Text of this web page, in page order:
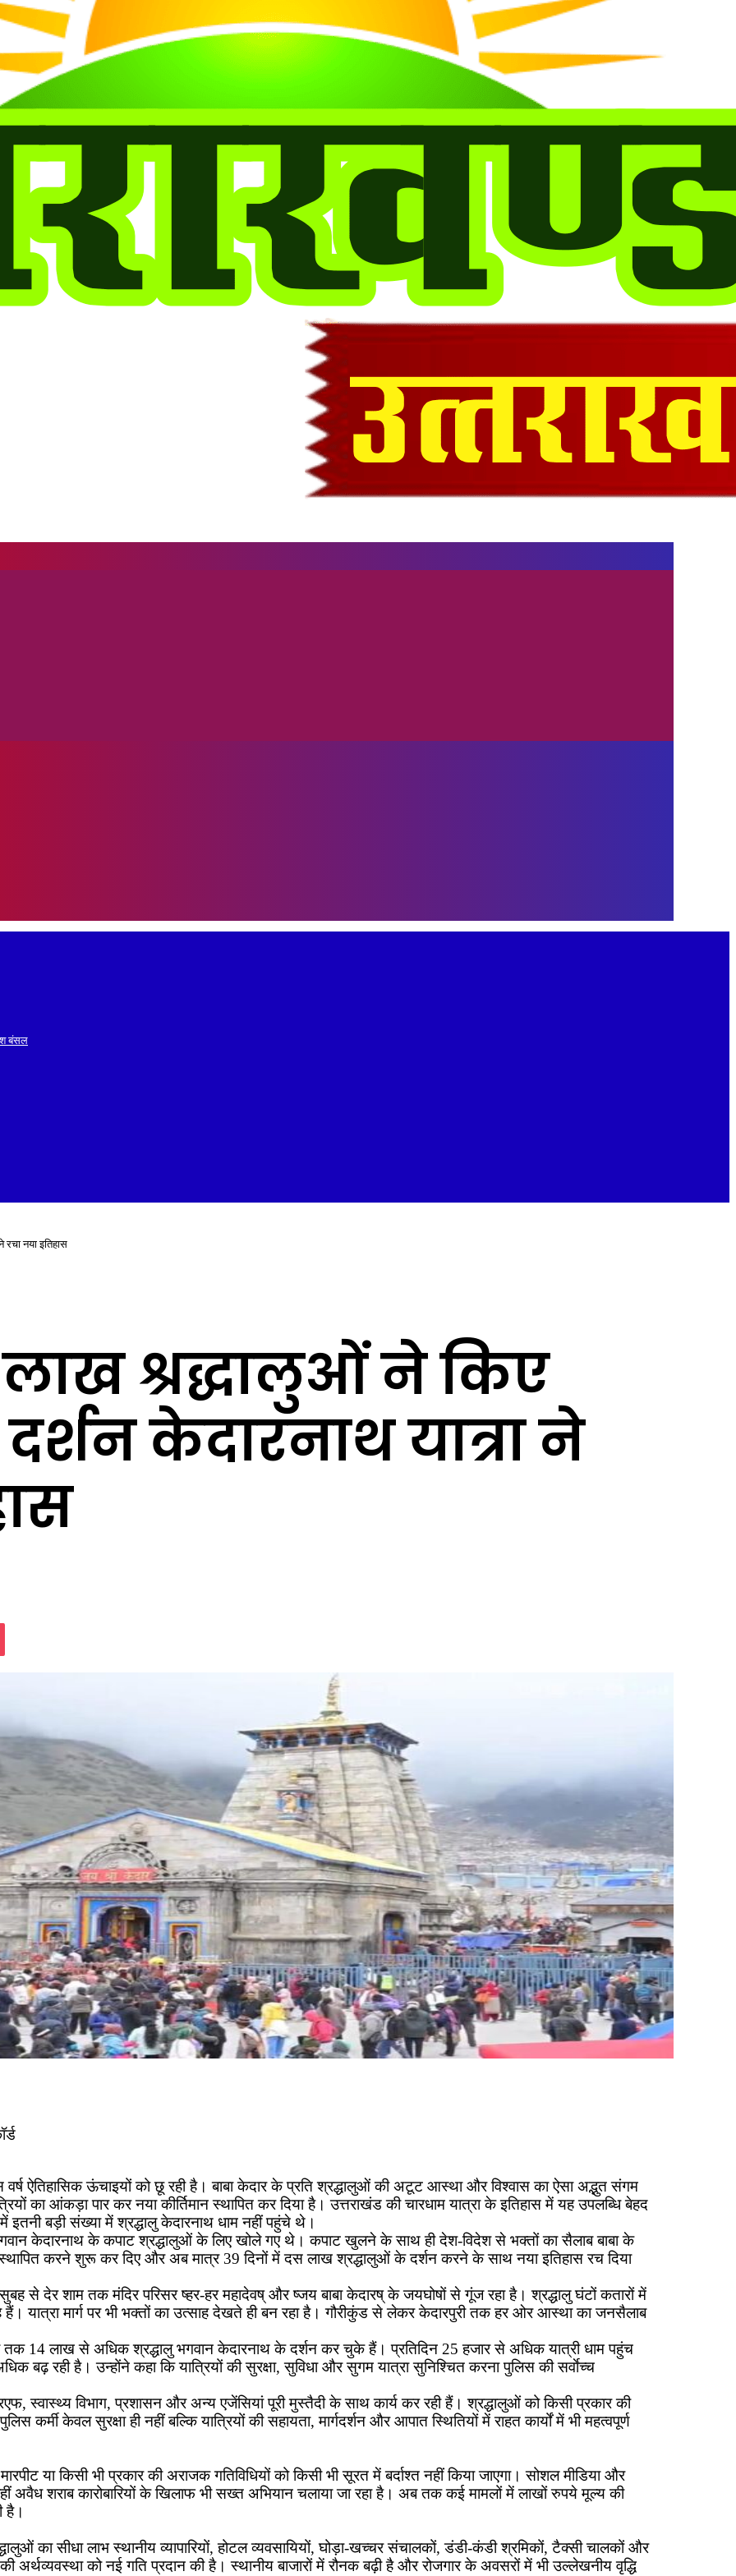
बंसल
नया इतिहास
लाख श्रद्धालुओं ने किए
केदारनाथ यात्रा ने
Pocket
वर्ष ऐतिहासिक ऊंचाइयों को छू रही है। बाबा केदार के प्रति श्रद्धालुओं की अटूट आस्था और विश्वास का ऐसा अद्भुत संगम
का आंकड़ा पार कर नया कीर्तिमान स्थापित कर दिया है। उत्तराखंड की चारधाम यात्रा के इतिहास में यह उपलब्धि बेहद
इतनी बड़ी संख्या में श्रद्धालु केदारनाथ धाम नहीं पहुंचे थे।
केदारनाथ के कपाट श्रद्धालुओं के लिए खोले गए थे। कपाट खुलने के साथ ही देश-विदेश से भक्तों का सैलाब बाबा के
करने शुरू कर दिए और अब मात्र 39 दिनों में दस लाख श्रद्धालुओं के दर्शन करने के साथ नया इतिहास रच दिया
से देर शाम तक मंदिर परिसर ष्हर-हर महादेवष् और ष्जय बाबा केदारष् के जयघोषों से गूंज रहा है। श्रद्धालु घंटों कतारों में
यात्रा मार्ग पर भी भक्तों का उत्साह देखते ही बन रहा है। गौरीकुंड से लेकर केदारपुरी तक हर ओर आस्था का जनसैलाब
तक 14 लाख से अधिक श्रद्धालु भगवान केदारनाथ के दर्शन कर चुके हैं। प्रतिदिन 25 हजार से अधिक यात्री धाम पहुंच
रही है। उन्होंने कहा कि यात्रियों की सुरक्षा, सुविधा और सुगम यात्रा सुनिश्चित करना पुलिस की सर्वाेच्च
स्वास्थ्य विभाग, प्रशासन और अन्य एजेंसियां पूरी मुस्तैदी के साथ कार्य कर रही हैं। श्रद्धालुओं को किसी प्रकार की
कर्मी केवल सुरक्षा ही नहीं बल्कि यात्रियों की सहायता, मार्गदर्शन और आपात स्थितियों में राहत कार्यों में भी महत्वपूर्ण
या किसी भी प्रकार की अराजक गतिविधियों को किसी भी सूरत में बर्दाश्त नहीं किया जाएगा। सोशल मीडिया और
अवैध शराब कारोबारियों के खिलाफ भी सख्त अभियान चलाया जा रहा है। अब तक कई मामलों में लाखों रुपये मूल्य की
है।
का सीधा लाभ स्थानीय व्यापारियों, होटल व्यवसायियों, घोड़ा-खच्चर संचालकों, डंडी-कंडी श्रमिकों, टैक्सी चालकों और
अर्थव्यवस्था को नई गति प्रदान की है। स्थानीय बाजारों में रौनक बढ़ी है और रोजगार के अवसरों में भी उल्लेखनीय वृद्धि